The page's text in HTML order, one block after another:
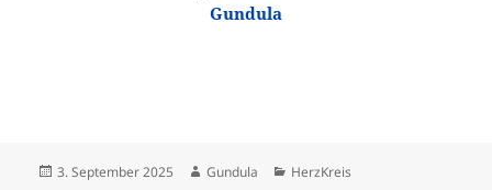
Gundula
Veröffentlicht
3. September 2025 Autor
Gundula Kategorien
HerzKreis